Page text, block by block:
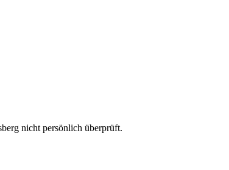
nicht persönlich überprüft.